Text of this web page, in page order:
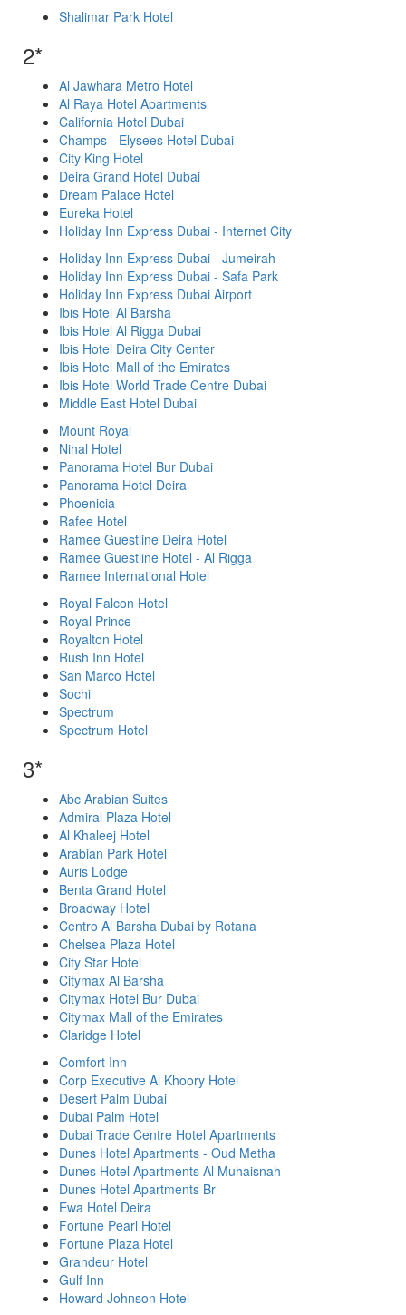
Shalimar Park Hotel
2*
Al Jawhara Metro Hotel
Al Raya Hotel Apartments
California Hotel Dubai
Champs - Elysees Hotel Dubai
City King Hotel
Deira Grand Hotel Dubai
Dream Palace Hotel
Eureka Hotel
Holiday Inn Express Dubai - Internet City
Holiday Inn Express Dubai - Jumeirah
Holiday Inn Express Dubai - Safa Park
Holiday Inn Express Dubai Airport
Ibis Hotel Al Barsha
Ibis Hotel Al Rigga Dubai
Ibis Hotel Deira City Center
Ibis Hotel Mall of the Emirates
Ibis Hotel World Trade Centre Dubai
Middle East Hotel Dubai
Mount Royal
Nihal Hotel
Panorama Hotel Bur Dubai
Panorama Hotel Deira
Phoenicia
Rafee Hotel
Ramee Guestline Deira Hotel
Ramee Guestline Hotel - Al Rigga
Ramee International Hotel
Royal Falcon Hotel
Royal Prince
Royalton Hotel
Rush Inn Hotel
San Marco Hotel
Sochi
Spectrum
Spectrum Hotel
3*
Abc Arabian Suites
Admiral Plaza Hotel
Al Khaleej Hotel
Arabian Park Hotel
Auris Lodge
Benta Grand Hotel
Broadway Hotel
Centro Al Barsha Dubai by Rotana
Chelsea Plaza Hotel
City Star Hotel
Citymax Al Barsha
Citymax Hotel Bur Dubai
Citymax Mall of the Emirates
Claridge Hotel
Comfort Inn
Corp Executive Al Khoory Hotel
Desert Palm Dubai
Dubai Palm Hotel
Dubai Trade Centre Hotel Apartments
Dunes Hotel Apartments - Oud Metha
Dunes Hotel Apartments Al Muhaisnah
Dunes Hotel Apartments Br
Ewa Hotel Deira
Fortune Pearl Hotel
Fortune Plaza Hotel
Grandeur Hotel
Gulf Inn
Howard Johnson Hotel